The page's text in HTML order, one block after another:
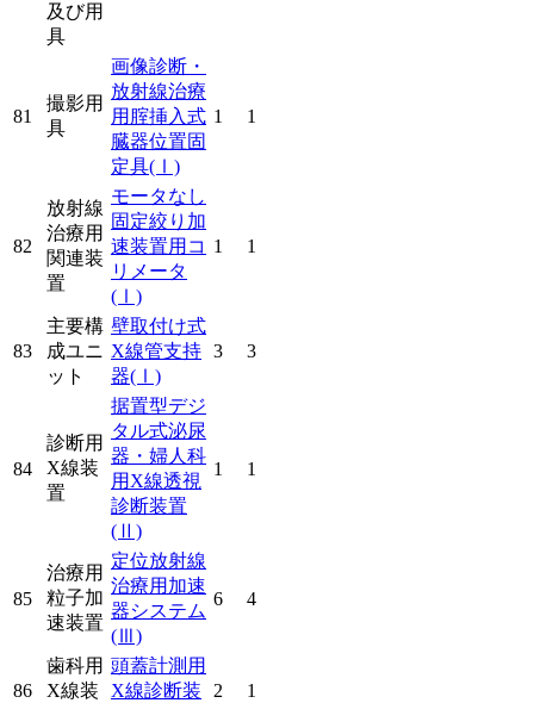
及び用
具
81
撮影用
具
画像診断・
放射線治療
用腟挿入式
臓器位置固
定具(Ⅰ)
1 1
82
放射線
治療用
関連装
置
モータなし
固定絞り加
速装置用コ
リメータ
(Ⅰ)
1 1
83
主要構
成ユニ
ット
壁取付け式
X線管支持
器(Ⅰ)
3 3
84
診断用
X線装
置
据置型デジ
タル式泌尿
器・婦人科
用X線透視
診断装置
(Ⅱ)
1 1
85
治療用
粒子加
速装置
定位放射線
治療用加速
器システム
(Ⅲ)
6 4
86
歯科用
X線装
頭蓋計測用
X線診断装
2 1